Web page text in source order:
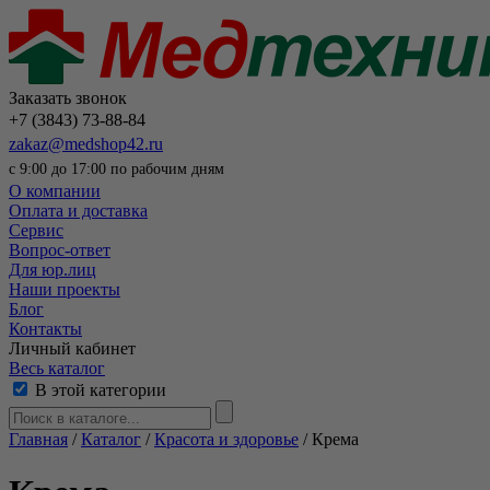
Заказать звонок
+7 (3843) 73-88-84
zakaz@medshop42.ru
с 9:00 до 17:00 по рабочим дням
О компании
Оплата и доставка
Сервис
Вопрос-ответ
Для юр.лиц
Наши проекты
Блог
Контакты
Личный кабинет
Весь каталог
В этой категории
Главная /Каталог /Красота и здоровье /Крема